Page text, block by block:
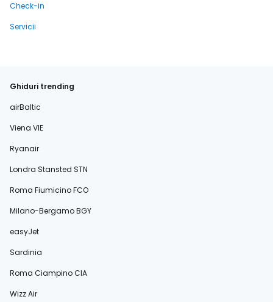
Check-in
Servicii
Ghiduri trending
airBaltic
Viena VIE
Ryanair
Londra Stansted STN
Roma Fiumicino FCO
Milano-Bergamo BGY
easyJet
Sardinia
Roma Ciampino CIA
Wizz Air